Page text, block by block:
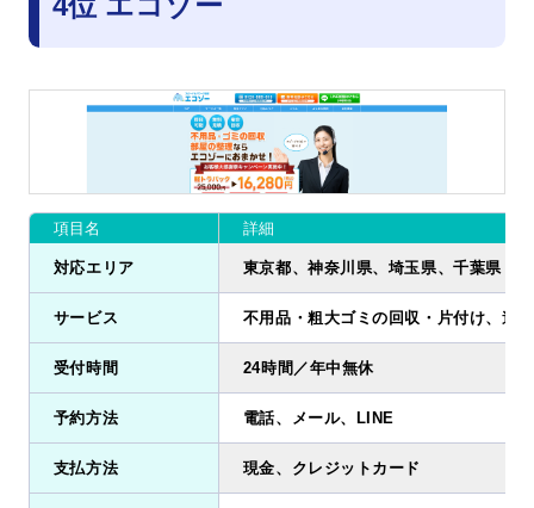
項目名 詳細
対応エリア 東京都、神奈川県、埼玉県、千葉県
サービス 不用品・粗大ゴミの回収・片付け、遺
受付時間 24時間／年中無休
予約方法 電話、メール、LINE
支払方法 現金、クレジットカード